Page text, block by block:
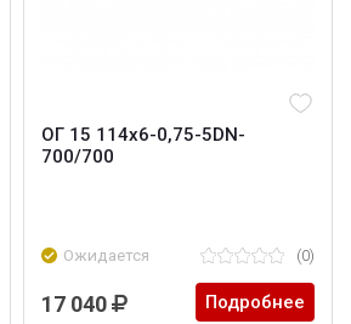
ОГ 15 114х6-0,75-5DN-
700/700
Ожидается (0)
17 040 Подробнее